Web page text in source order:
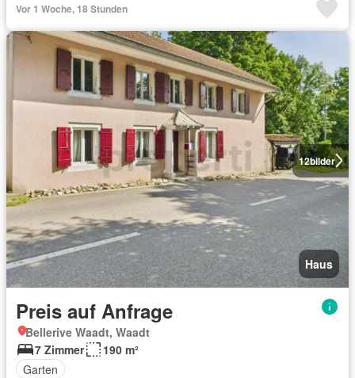
Vor 1 Woche, 18 Stunden
12bilder
Haus
Preis auf Anfrage
Bellerive Waadt, Waadt
7 Zimmer
190 m²
Garten